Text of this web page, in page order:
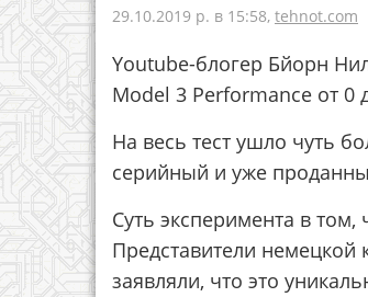
29.10.2019 р. в 15:58, tehnot.com
Youtube-блогер Бйорн
Model 3 Performance от 0
На весь тест ушло чуть
серийный и уже
Суть эксперимента в
Представители немецкой
заявляли, что это